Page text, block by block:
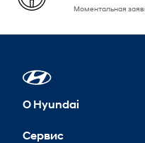
Моментальная
О Hyundai
Новости
Сервис